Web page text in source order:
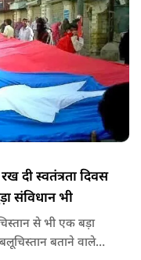
दी स्वतंत्रता दिवस
संविधान भी
से भी एक बड़ा
बताने वाले